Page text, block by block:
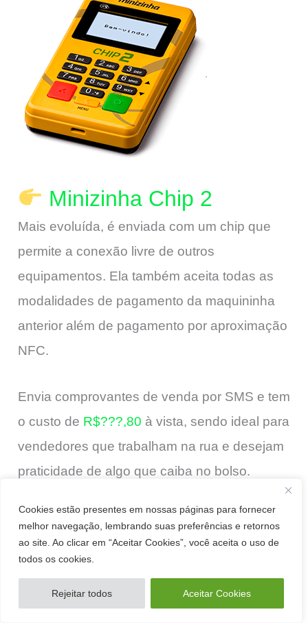
Cookies estão presentes em nossas páginas para fornecer
melhor navegação, lembrando suas preferências e retornos
ao site. Ao clicar em “Aceitar Cookies”, você aceita o uso de
todos os cookies.
Rejeitar todos Aceitar Cookies
Minizinha Chip 2
Mais evoluída, é enviada com um chip que
permite a conexão livre de outros
equipamentos. Ela também aceita todas as
modalidades de pagamento da maquininha
anterior além de pagamento por aproximação
NFC.
Envia comprovantes de venda por SMS e tem
o custo de R$???,80 à vista, sendo ideal para
vendedores que trabalham na rua e desejam
praticidade de algo que caiba no bolso.